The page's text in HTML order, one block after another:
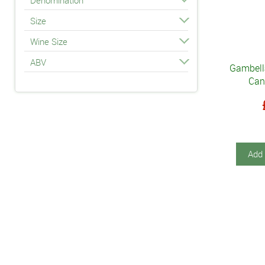
Fattoria Montepescini - (3)
Fernando de Castilla - (4)
Ferrari - (1)
Fontenille - (1)
Fontodi - (17)
Franz Haas - (3)
Size
Wine Size
ABV